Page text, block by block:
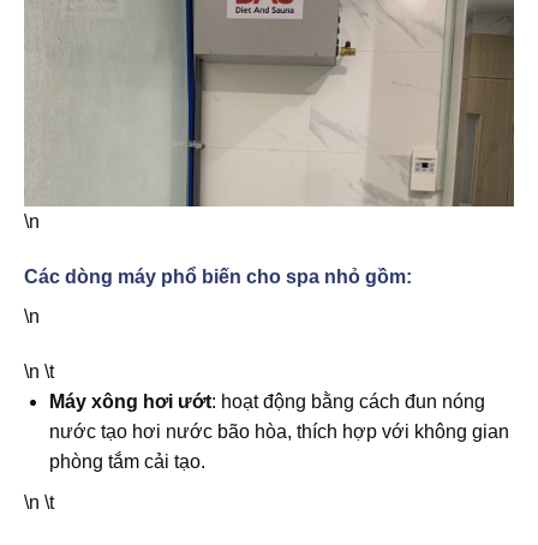
\n
Các dòng máy phổ biến cho spa nhỏ gồm:
\n
\n \t
Máy xông hơi ướt: hoạt động bằng cách đun nóng
nước tạo hơi nước bão hòa, thích hợp với không gian
phòng tắm cải tạo.
\n \t